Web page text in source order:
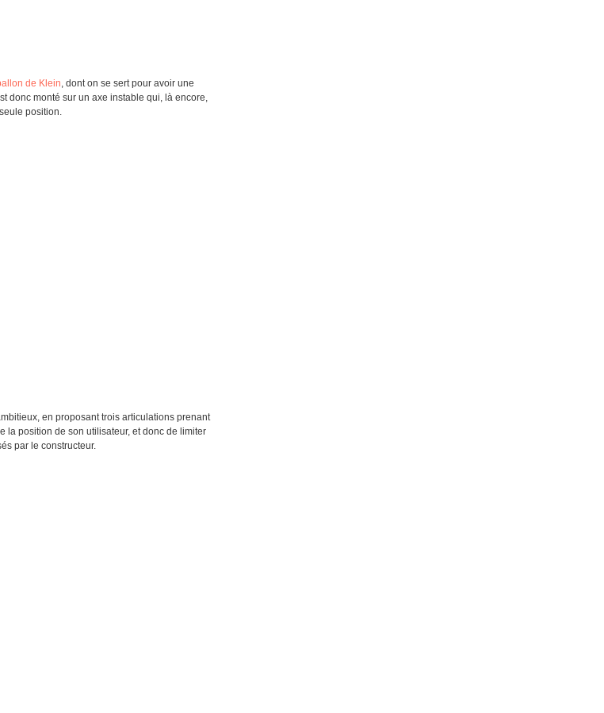
de Klein, dont on se sert pour avoir une
donc monté sur un axe instable qui, là encore,
position.
en proposant trois articulations prenant
la position de son utilisateur, et donc de limiter
par le constructeur.